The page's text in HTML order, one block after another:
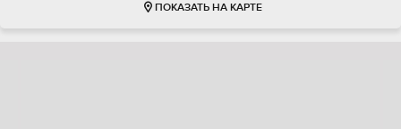
ПОКАЗАТЬ НА КАРТЕ